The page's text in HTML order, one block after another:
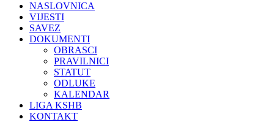
NASLOVNICA
VIJESTI
SAVEZ
DOKUMENTI
OBRASCI
PRAVILNICI
STATUT
ODLUKE
KALENDAR
LIGA KSHB
KONTAKT